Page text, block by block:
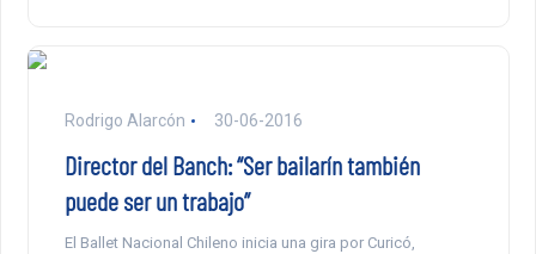
Rodrigo Alarcón 30-06-2016
Director del Banch: “Ser bailarín también
puede ser un trabajo”
El Ballet Nacional Chileno inicia una gira por Curicó,